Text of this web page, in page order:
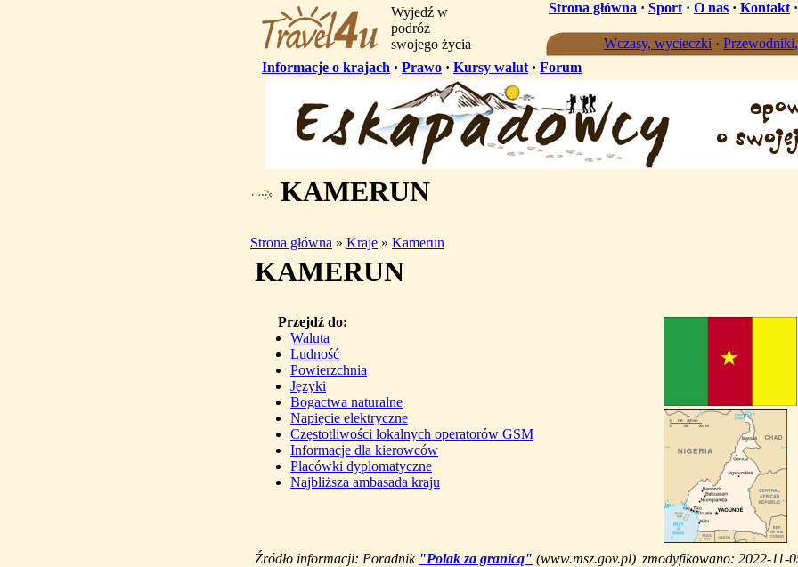
Wyjedź w
podróż
swojego życia
Strona główna · Sport · O nas · Kontakt
Wczasy, wycieczki ·
Informacje o krajach · Prawo · Kursy walut · Forum
KAMERUN
Strona główna » Kraje » Kamerun
KAMERUN
Przejdź do:
Waluta
Ludność
Powierzchnia
Języki
Bogactwa naturalne
Napięcie elektryczne
Częstotliwości lokalnych operatorów GSM
Informacje dla kierowców
Placówki dyplomatyczne
Najbliższa ambasada kraju
Źródło informacji: Poradnik "Polak za granicą" (www.msz.gov.pl) zmodyfikowano: 2022-11-